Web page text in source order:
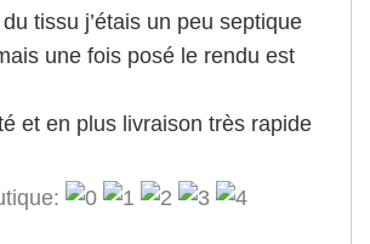
tissu j’étais un peu septique
une fois posé le rendu est
et en plus livraison très rapide